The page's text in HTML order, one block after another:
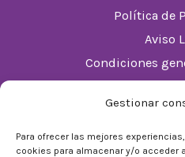
Gestionar
Para ofrecer las mejores
cookies para almacenar y/o acceder
Política de
Aviso
Condiciones